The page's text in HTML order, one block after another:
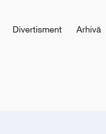
Divertisment Arhivă